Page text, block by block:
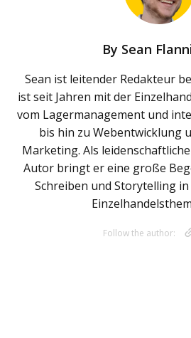
By Sean
Sean ist leitender Redakteur
ist seit Jahren mit der
vom Lagermanagement und
bis hin zu Webentwicklung
Marketing. Als
Autor bringt er eine große
Schreiben und Storytelling
Follow the author: